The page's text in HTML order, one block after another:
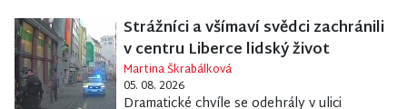
Strážníci a všímaví svědci zachránili
v centru Liberce lidský život
Martina Škrabálková
05. 08. 2026
Dramatické chvíle se odehrály v ulici